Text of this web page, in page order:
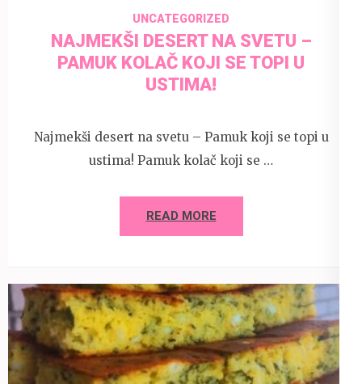
UNCATEGORIZED
NAJMEKŠI DESERT NA SVETU –
PAMUK KOLAČ KOJI SE TOPI U
USTIMA!
Najmekši desert na svetu – Pamuk koji se topi u
ustima! Pamuk kolač koji se …
READ MORE